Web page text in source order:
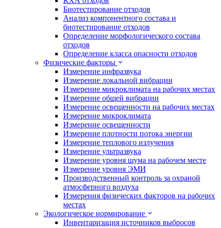
Биотестирование отходов
Анализ компонентного состава и
биотестирование отходов
Определение морфологического состава
отходов
Определение класса опасности отходов
Физические факторы
Измерение инфразвука
Измерение локальной вибрации
Измерение микроклимата на рабочих местах
Измерение общей вибрации
Измерение освещенности на рабочих местах
Измерение микроклимата
Измерение освещенности
Измерение плотности потока энергии
Измерение теплового излучения
Измерение ультразвука
Измерение уровня шума на рабочем месте
Измерение уровня ЭМИ
Производственный контроль за охраной
атмосферного воздуха
Измерения физических факторов на рабочих
местах
Экологическое нормирование
Инвентаризация источников выбросов